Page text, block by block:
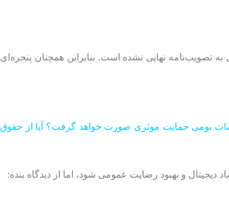
تصویب‌نامه نهایی نشده است. بنابراین همچنان پنجره‌ای
بومی حمایت موثری صورت خواهد گرفت؟ آیا از حقوق
و بهبود رضایت عمومی شود، اما از دیدگاه بنده: